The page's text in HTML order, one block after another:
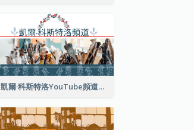
凱爾·科斯特洛YouTube頻道圖片